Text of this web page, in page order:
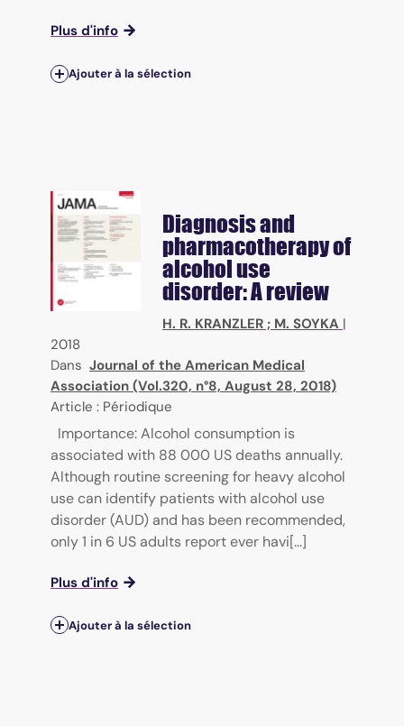
Plus d'info
Ajouter à la sélection
Diagnosis and
pharmacotherapy of
alcohol use
disorder: A review
H. R. KRANZLER ; M. SOYKA |
2018
Dans Journal of the American Medical
Association (Vol.320, n°8, August 28, 2018)
Article : Périodique
Importance: Alcohol consumption is
associated with 88 000 US deaths annually.
Although routine screening for heavy alcohol
use can identify patients with alcohol use
disorder (AUD) and has been recommended,
only 1 in 6 US adults report ever havi[...]
Plus d'info
Ajouter à la sélection